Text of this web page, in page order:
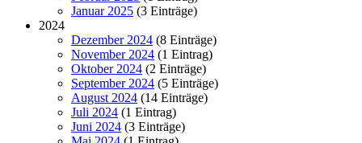
Januar 2025 (3 Einträge)
2024
Dezember 2024 (8 Einträge)
November 2024 (1 Eintrag)
Oktober 2024 (2 Einträge)
September 2024 (5 Einträge)
August 2024 (14 Einträge)
Juli 2024 (1 Eintrag)
Juni 2024 (3 Einträge)